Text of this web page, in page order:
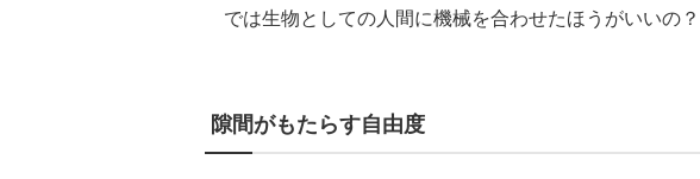
では生物としての人間に機械を合わせたほうがいいの
隙間がもたらす自由度